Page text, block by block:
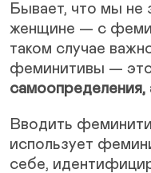
Бывает, что мы не
женщине — с
таком случае
феминитивы —
самоопределения,
Вводить
использует
себе,